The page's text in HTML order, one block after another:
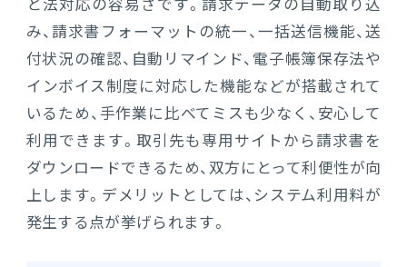
と法対応の容易さです。請求データの自動取り込
み、請求書フォーマットの統一、一括送信機能、送
付状況の確認、自動リマインド、電子帳簿保存法や
インボイス制度に対応した機能などが搭載されて
いるため、手作業に比べてミスも少なく、安心して
利用できます。取引先も専用サイトから請求書を
ダウンロードできるため、双方にとって利便性が向
上します。デメリットとしては、システム利用料が
発生する点が挙げられます。